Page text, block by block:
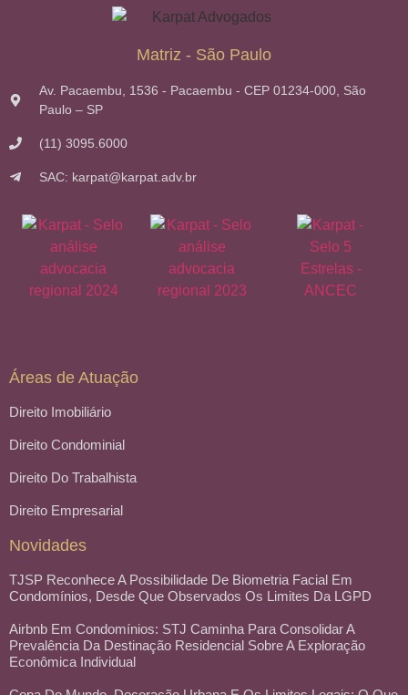
Matriz - São Paulo
Av. Pacaembu, 1536 - Pacaembu - CEP 01234-000, São
Paulo – SP
(11) 3095.6000
SAC: karpat@karpat.adv.br
Áreas de Atuação
Direito Imobiliário
Direito Condominial
Direito Do Trabalhista
Direito Empresarial
Novidades
TJSP Reconhece A Possibilidade De Biometria Facial Em
Condomínios, Desde Que Observados Os Limites Da LGPD
Airbnb Em Condomínios: STJ Caminha Para Consolidar A
Prevalência Da Destinação Residencial Sobre A Exploração
Econômica Individual